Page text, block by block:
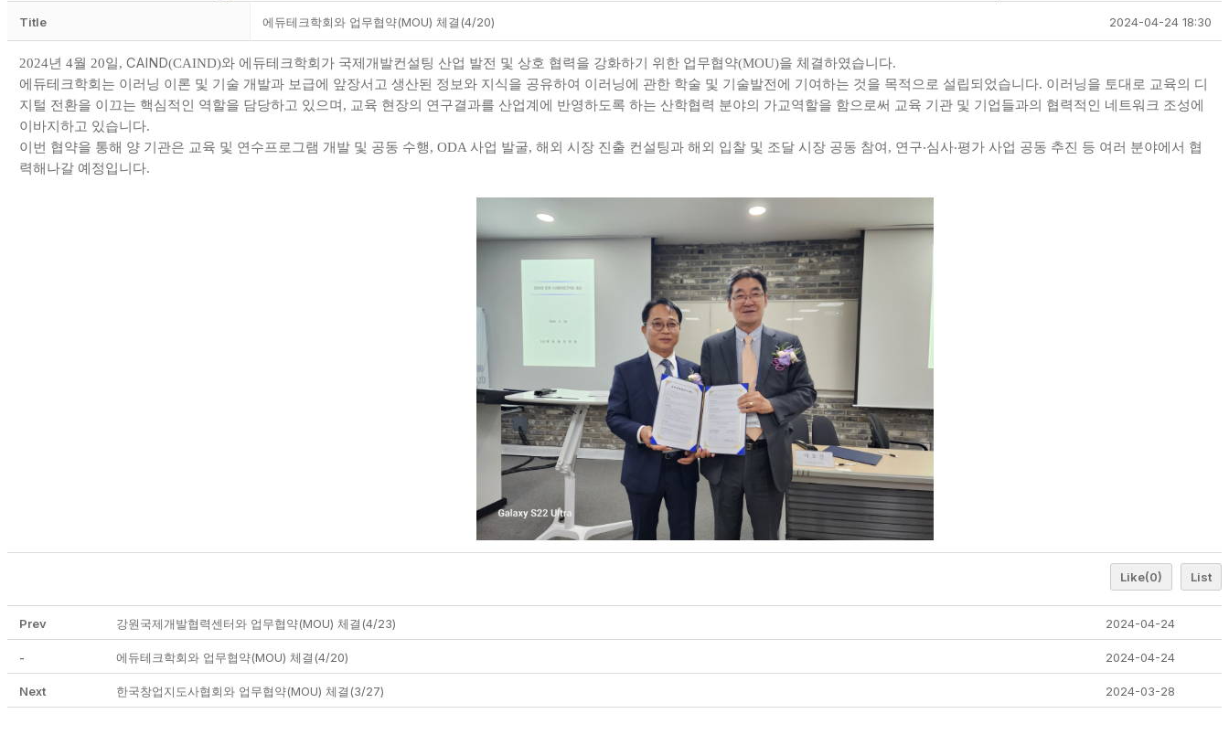
Title 에듀테크학회와 업무협약(MOU) 체결(4/20) 2024-04-24 18:30
2024년 4월 20일, CAIND(CAIND)와 에듀테크학회가 국제개발컨설팅 산업 발전 및 상호 협력을 강화하기 위한 업무협약(MOU)을 체결하였습니다.
에듀테크학회는 이러닝 이론 및 기술 개발과 보급에 앞장서고 생산된 정보와 지식을 공유하여 이러닝에 관한 학술 및 기술발전에 기여하는 것을 목적으로 설립되었습니다. 이러닝을 토대로 교육의 디
지털 전환을 이끄는 핵심적인 역할을 담당하고 있으며, 교육 현장의 연구결과를 산업계에 반영하도록 하는 산학협력 분야의 가교역할을 함으로써 교육 기관 및 기업들과의 협력적인 네트워크 조성에
이바지하고 있습니다.
이번 협약을 통해 양 기관은 교육 및 연수프로그램 개발 및 공동 수행, ODA 사업 발굴, 해외 시장 진출 컨설팅과 해외 입찰 및 조달 시장 공동 참여, 연구‧심사‧평가 사업 공동 추진 등 여러 분야에서 협
력해나갈 예정입니다.
Like(0) List
Prev 강원국제개발협력센터와 업무협약(MOU) 체결(4/23) 2024-04-24
- 에듀테크학회와 업무협약(MOU) 체결(4/20) 2024-04-24
Next 한국창업지도사협회와 업무협약(MOU) 체결(3/27) 2024-03-28